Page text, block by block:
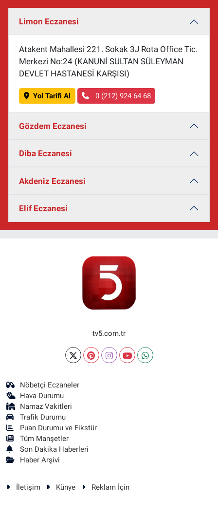
Limon Eczanesi
Atakent Mahallesi 221. Sokak 3J Rota Office Tic.
Merkezi No:24 (KANUNİ SULTAN SÜLEYMAN
DEVLET HASTANESİ KARŞISI)
Yol Tarifi Al 0 (212) 924 64 68
Gözdem Eczanesi
Diba Eczanesi
Akdeniz Eczanesi
Elif Eczanesi
tv5.com.tr
Nöbetçi Eczaneler
Hava Durumu
Namaz Vakitleri
Trafik Durumu
Puan Durumu ve Fikstür
Tüm Manşetler
Son Dakika Haberleri
Haber Arşivi
İletişim Künye Reklam İçin